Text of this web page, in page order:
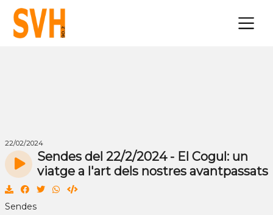
×
22/02/2024
Sendes del 22/2/2024 - El Cogul: un
viatge a l'art dels nostres avantpassats
Sendes